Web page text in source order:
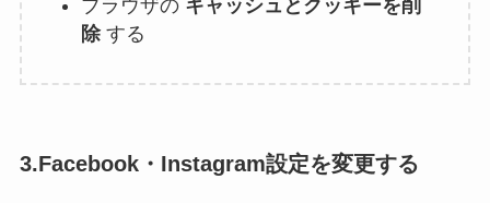
ブラウザの キャッシュとクッキーを削
除する
3.Facebook・Instagram設定を変更する